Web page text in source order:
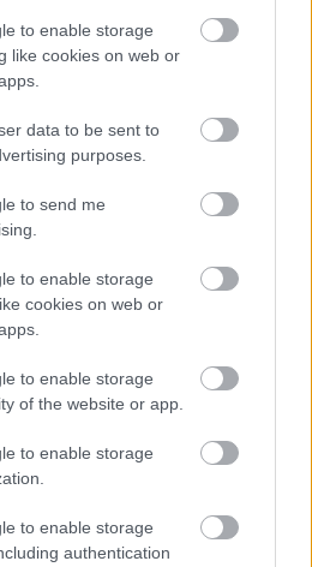
to enable storage
like cookies on web or
data to be sent to
purposes.
to send me
to enable storage
cookies on web or
to enable storage
of the website or app.
to enable storage
to enable storage
authentication
η πιο Εύκολη
όλες τις σημαντικές
στα αποτελέσματα
Google